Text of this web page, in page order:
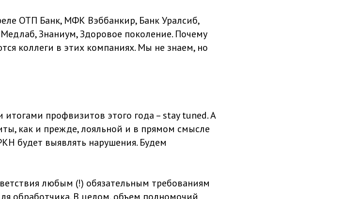
ОТП Банк, МФК Вэббанкир, Банк Уралсиб,
Знаниум, Здоровое поколение. Почему
коллеги в этих компаниях. Мы не знаем, но
профвизитов этого года – stay tuned. А
как и прежде, лояльной и в прямом смысле
будет выявлять нарушения. Будем
любым (!) обязательным требованиям